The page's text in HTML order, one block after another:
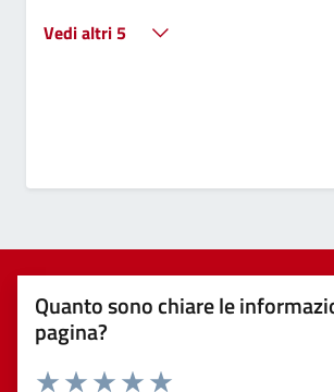
Vedi altri 5
Quanto sono chiare le
pagina?